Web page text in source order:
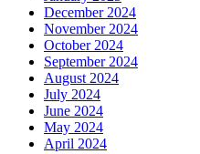
December 2024
November 2024
October 2024
September 2024
August 2024
July 2024
June 2024
May 2024
April 2024